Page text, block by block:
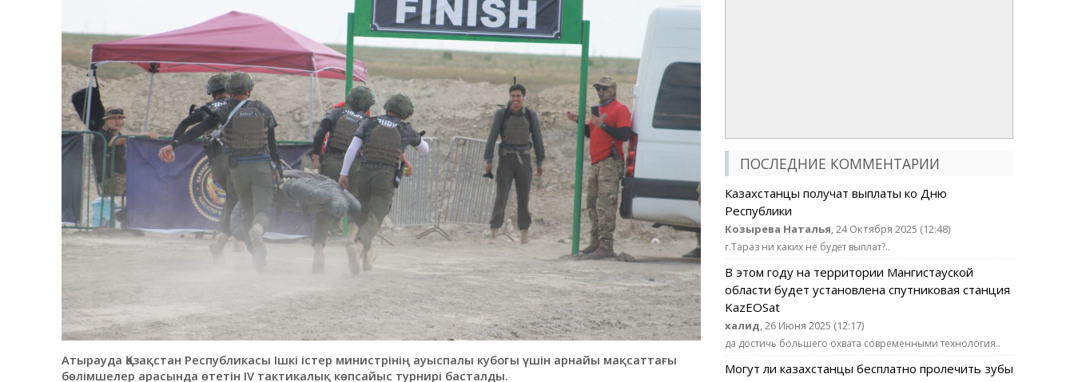
Атырауда Қазақстан Республикасы Ішкі істер министрінің ауыспалы кубогы үшін арнайы мақсаттағы
бөлімшелер арасында өтетін IV тактикалық көпсайыс турнирі басталды.
ПОСЛЕДНИЕ КОММЕНТАРИИ
Казахстанцы получат выплаты ко Дню
Республики
Козырева Наталья, 24 Октября 2025 (12:48)
г.Тараз ни каких не будет выплат?..
В этом году на территории Мангистауской
области будет установлена спутниковая станция
KazEOSat
халид, 26 Июня 2025 (12:17)
да достичь большего охвата современными технология..
Могут ли казахстанцы бесплатно пролечить зубы